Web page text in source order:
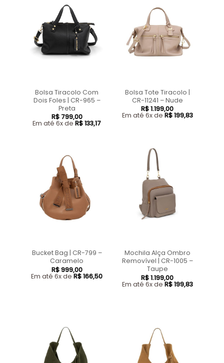
Bolsa Tiracolo Com
Dois Foles | CR-965 –
Preta
R$799,00
Em até 6x de R$133,17
Bolsa Tote Tiracolo |
CR-11241 – Nude
R$1.199,00
Em até 6x de R$199,83
Bucket Bag | CR-799 –
Caramelo
R$999,00
Em até 6x de R$166,50
Mochila Alça Ombro
Removível | CR-1005 –
Taupe
R$1.199,00
Em até 6x de R$199,83